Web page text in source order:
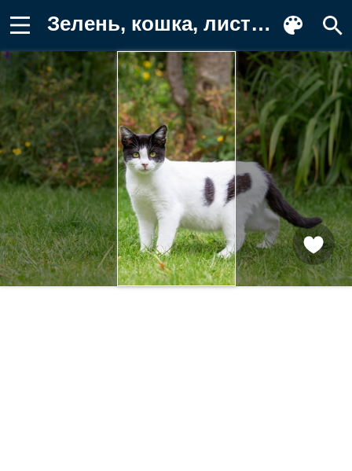
Зелень, кошка, листья, белый, лето Заставка на телефон